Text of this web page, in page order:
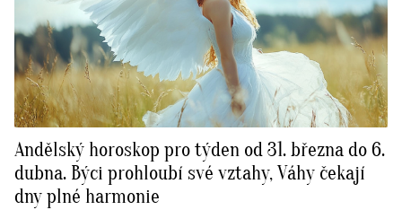
Andělský horoskop pro týden od 31. března do 6.
dubna. Býci prohloubí své vztahy, Váhy čekají
dny plné harmonie